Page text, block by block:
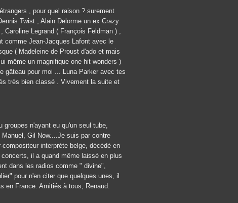
, pour quel raison ? surement
Twist , Alain Delorme un ex Crazy
Caroline Legrand ( François Feldman ) ,
comme Jean-Jacques Lafont avec le
( Madeleine de Proust d'ado et mais
même un magnifique one hit wonders )
gâteau pour moi ... Luna Parker avec tes
très bien classé . Vivement la suite et
groupes n'ayant eu qu'un seul tube,
Gil Now....Je suis par contre
interprète belge, décédé en
il a quand même laissé en plus
dans les radios comme " divine",
pour n'en citer que quelques unes, il
en France. Amitiés à tous, Renaud.